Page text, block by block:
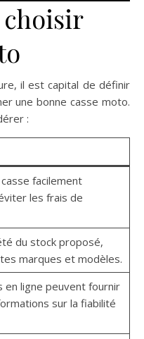
il est capital de définir
une bonne casse moto.
:
facilement
les frais de
du stock proposé,
marques et modèles.
en ligne peuvent fournir
sur la fiabilité